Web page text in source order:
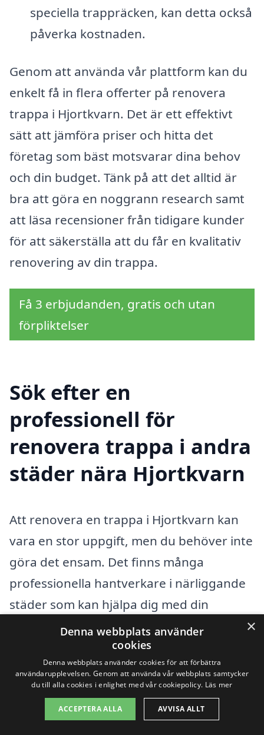
speciella trappräcken, kan detta också
påverka kostnaden.
Genom att använda vår plattform kan du
enkelt få in flera offerter på renovera
trappa i Hjortkvarn. Det är ett effektivt
sätt att jämföra priser och hitta det
företag som bäst motsvarar dina behov
och din budget. Tänk på att det alltid är
bra att göra en noggrann research samt
att läsa recensioner från tidigare kunder
för att säkerställa att du får en kvalitativ
renovering av din trappa.
Få 3 erbjudanden, gratis och utan
förpliktelser
Sök efter en
professionell för
renovera trappa i andra
städer nära Hjortkvarn
Att renovera en trappa i Hjortkvarn kan
vara en stor uppgift, men du behöver inte
göra det ensam. Det finns många
professionella hantverkare i närliggande
städer som kan hjälpa dig med din
renovering. Genom att använda en
plattform som renovera-trappa-pris.se
kan du enkelt få kontakt med erfarna
firmor som specialiserar sig på
trapprenoveringar. Oavsett om du
×
Denna webbplats använder
cookies
Denna webbplats använder cookies för att förbättra
användarupplevelsen. Genom att använda vår webbplats samtycker
du till alla cookies i enlighet med vår cookiepolicy. Läs mer
ACCEPTERA ALLA AVVISA ALLT